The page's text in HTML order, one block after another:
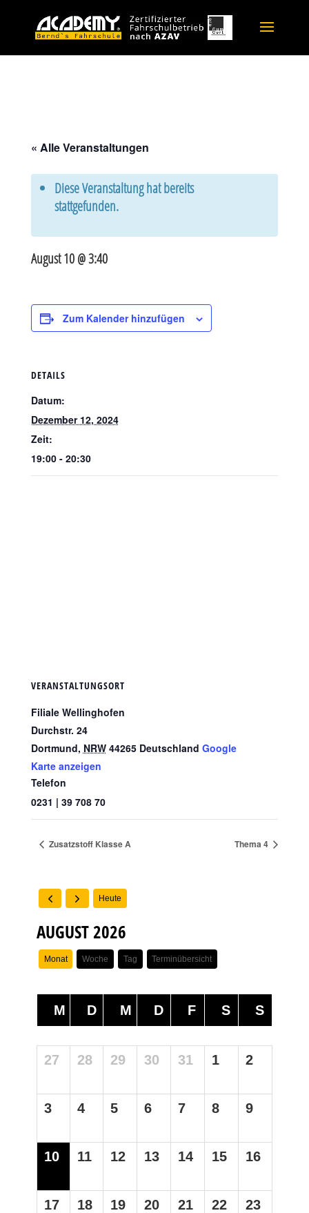
« Alle Veranstaltungen
Diese Veranstaltung hat bereits
stattgefunden.
August 10 @ 3:40
Zum Kalender hinzufügen
DETAILS
Datum:
Dezember 12, 2024
Zeit:
19:00 - 20:30
VERANSTALTUNGSORT
Filiale Wellinghofen
Durchstr. 24
Dortmund, NRW 44265 Deutschland Google
Karte anzeigen
Telefon
0231 | 39 708 70
Zusatzstoff Klasse A Thema 4
Heute
AUGUST 2026
Monat Woche Tag Terminübersicht
M D M D F S S
27 28 29 30 31 1 2
3 4 5 6 7 8 9
10 11 12 13 14 15 16
17 18 19 20 21 22 23